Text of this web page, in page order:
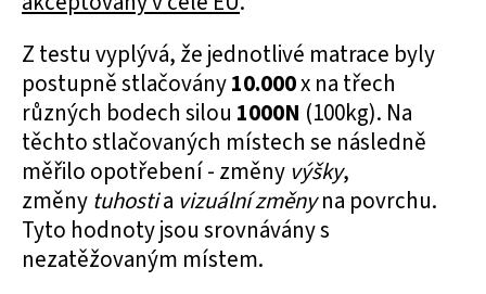
Z testu vyplývá, že jednotlivé matrace byly
postupně stlačovány10.000x na třech
různých bodech silou 1000N (100kg). Na
těchto stlačovaných místech se následně
měřilo opotřebení - změny výšky,
změny tuhostia vizuální změny na povrchu.
Tyto hodnoty jsou srovnávány s
nezatěžovaným místem.